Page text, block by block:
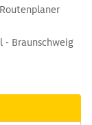
- Braunschweig